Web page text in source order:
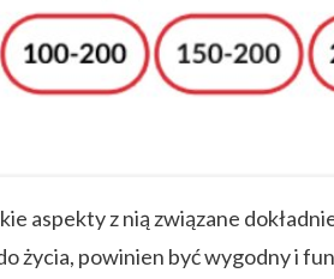
aspekty z nią związane
życia, powinien być wygodny i